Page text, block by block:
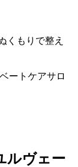
くもりで整え
ートケアサロ
ルヴェー